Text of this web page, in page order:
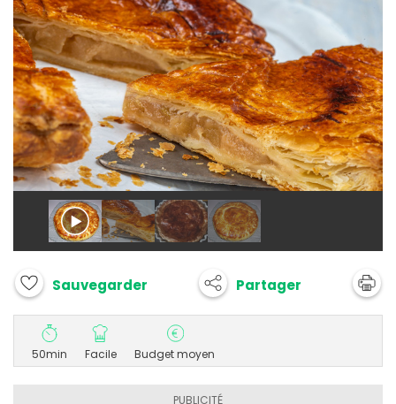
Sauvegarder Partager
50min Facile Budget moyen